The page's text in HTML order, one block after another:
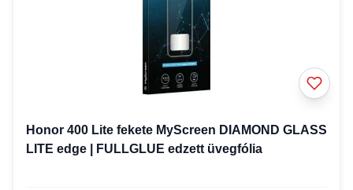
Honor 400 Lite fekete MyScreen DIAMOND GLASS
LITE edge | FULLGLUE edzett üvegfólia